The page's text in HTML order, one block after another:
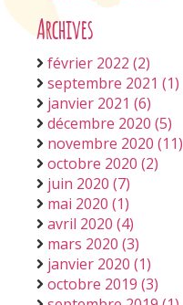
Archives
février 2022 (2)
septembre 2021 (1)
janvier 2021 (6)
décembre 2020 (5)
novembre 2020 (11)
octobre 2020 (2)
juin 2020 (7)
mai 2020 (1)
avril 2020 (4)
mars 2020 (3)
janvier 2020 (1)
octobre 2019 (3)